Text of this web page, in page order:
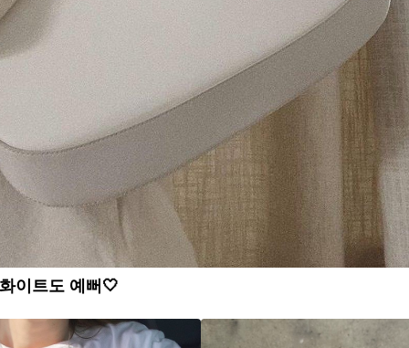
이트도 예뻐🤍